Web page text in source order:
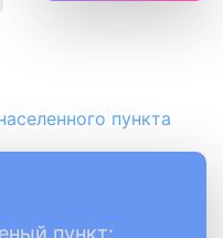
пункта
пункт: